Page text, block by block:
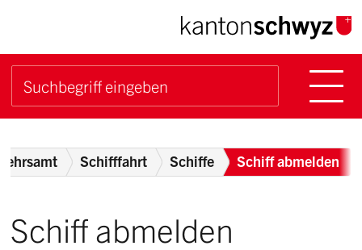
Navigieren im Kanton
Schnellnavigation
Suchbegriff
Breadcrumb
Schifffahrt Schiffe Schiff abmelden
Schiff abmelden